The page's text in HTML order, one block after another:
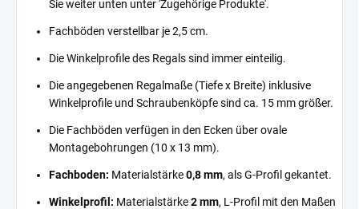
Sie weiter unten unter 'Zugehörige Produkte'.
Fachböden verstellbar je 2,5 cm.
Die Winkelprofile des Regals sind immer einteilig.
Die angegebenen Regalmaße (Tiefe x Breite) inklusive
Winkelprofile und Schraubenköpfe sind ca. 15 mm größer.
Die Fachböden verfügen in den Ecken über ovale
Montagebohrungen (10 x 13 mm).
Fachboden: Materialstärke0,8 mm, als G-Profil gekantet.
Winkelprofil: Materialstärke2 mm, L-Profil mit den Maßen